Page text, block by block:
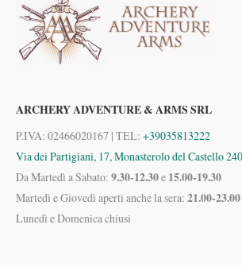
ARCHERY ADVENTURE & ARMS SRL
P.IVA: 02466020167 | TEL: +39035813222
Via dei Partigiani, 17, Monasterolo del Castello
Da Martedì a Sabato: 9.30-12.30e 15.00-19.30
Martedì e Giovedì aperti anche la sera: 21.00-23.00
Lunedì e Domenica chiusi